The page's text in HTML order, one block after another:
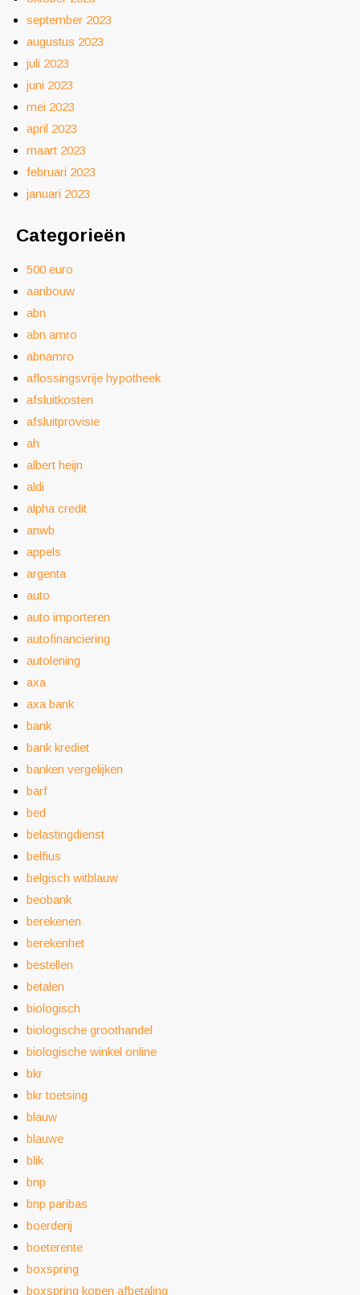
september 2023
augustus 2023
juli 2023
juni 2023
mei 2023
april 2023
maart 2023
februari 2023
januari 2023
Categorieën
500 euro
aanbouw
abn
abn amro
abnamro
aflossingsvrije hypotheek
afsluitkosten
afsluitprovisie
ah
albert heijn
aldi
alpha credit
anwb
appels
argenta
auto
auto importeren
autofinanciering
autolening
axa
axa bank
bank
bank krediet
banken vergelijken
barf
bed
belastingdienst
belfius
belgisch witblauw
beobank
berekenen
berekenhet
bestellen
betalen
biologisch
biologische groothandel
biologische winkel online
bkr
bkr toetsing
blauw
blauwe
blik
bnp
bnp paribas
boerderij
boeterente
boxspring
boxspring kopen afbetaling